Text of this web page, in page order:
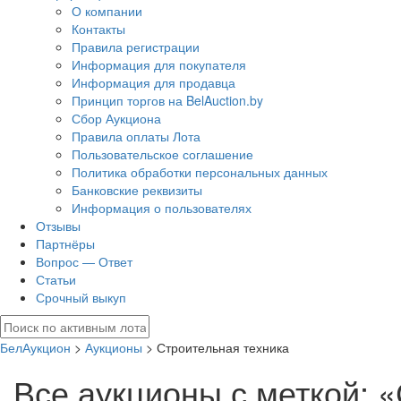
О компании
Контакты
Правила регистрации
Информация для покупателя
Информация для продавца
Принцип торгов на BelAuction.by
Сбор Аукциона
Правила оплаты Лота
Пользовательское соглашение
Политика обработки персональных данных
Банковские реквизиты
Информация о пользователях
Отзывы
Партнёры
Вопрос — Ответ
Статьи
Срочный выкуп
БелАукцион > Аукционы > Строительная техника
Все аукционы с меткой: